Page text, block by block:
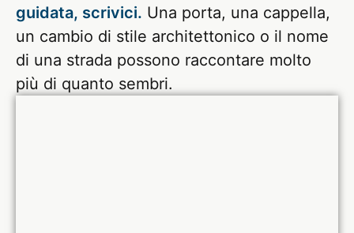
guidata, scrivici. Una porta, una cappella,
un cambio di stile architettonico o il nome
di una strada possono raccontare molto
più di quanto sembri.